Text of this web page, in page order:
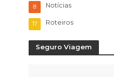
Notícias
8
Roteiros
17
Seguro Viagem